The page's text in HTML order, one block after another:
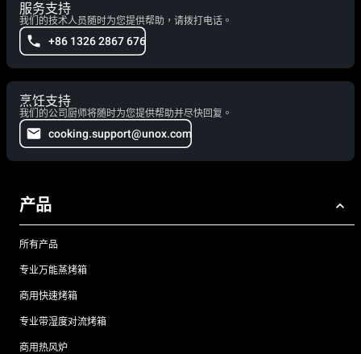
服务支持
我们的技术人员随时为您提供帮助，请拨打电话。
+86 1326 2867 676
烹饪支持
我们的公司厨师将随时为您提供帮助并尽快回复。
cooking.support@unox.com
产品
所有产品
专业万能蒸烤箱
商用快速烤箱
专业带湿度对流烤箱
商用热风炉